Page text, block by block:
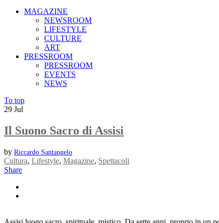
MAGAZINE
NEWSROOM
LIFESTYLE
CULTURE
ART
PRESSROOM
PRESSROOM
EVENTS
NEWS
To top
29 Jul
Il Suono Sacro di Assisi
by Riccardo Santangelo
Cultura, Lifestyle, Magazine, Spettacoli
Share